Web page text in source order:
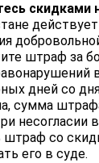
штраф за
дней со
сумма
штраф со
его в суде.